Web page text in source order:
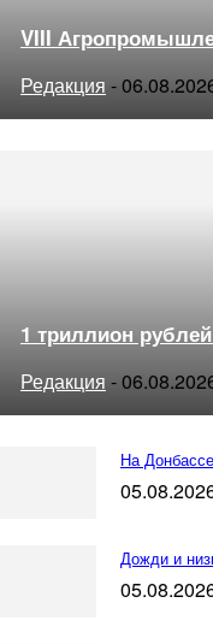
VIII
Редакция -
1 триллион
Редакция -
На
Дожди и